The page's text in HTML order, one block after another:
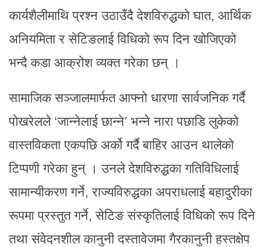
कार्यशैलीमाथि प्रश्न उठाउँदै देशविरुद्धको घात, आर्थिक
अनियमिता र सेटिङलाई विधिको रूप दिन खोजिएको
भन्दै कडा आक्रोश व्यक्त गरेका छन् ।
सामाजिक सञ्जालमार्फत आफ्नो धारणा सार्वजनिक गर्दै
पोखरेलले ‘जान्नेलाई छान्ने’ भन्ने नारा पछाडि लुकेको
वास्तविकता एकपछि अर्को गर्दै बाहिर आउन थालेको
टिप्पणी गरेका हुन् । उनले देशविरुद्धका गतिविधिलाई
सामान्यीकरण गर्ने, राज्यविरुद्धका अपराधलाई बहादुरीका
रूपमा प्रस्तुत गर्ने, सेटिङ संस्कृतिलाई विधिको रूप दिने
तथा संवेदनशील कानुनी दस्तावेजमा गैरकानुनी हस्तक्षेप